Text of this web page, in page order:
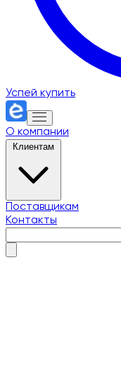
Успей купить
О компании
Клиентам
Поставщикам
Контакты